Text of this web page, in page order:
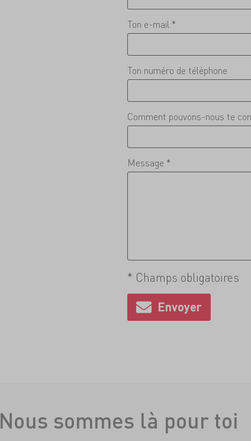
Ton e-mail *
Ton numéro de téléphone
Comment pouvons-nous te
Message *
* Champs obligatoires
Nous sommes là pour toi